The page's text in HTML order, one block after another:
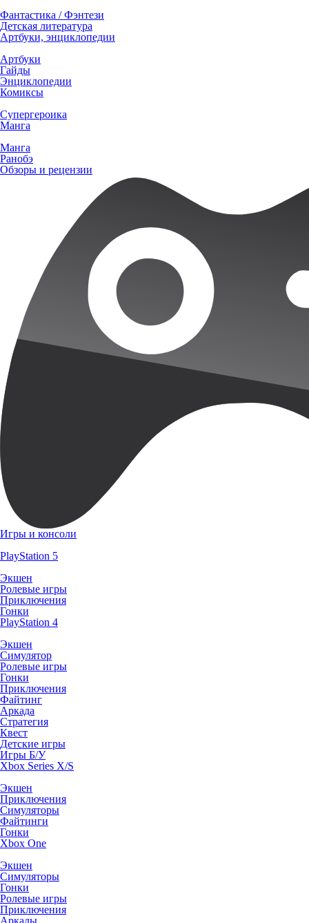
Фантастика / Фэнтези
Детская литература
Артбуки, энциклопедии
Артбуки
Гайды
Энциклопедии
Комиксы
Супергероика
Манга
Манга
Ранобэ
Обзоры и рецензии
Игры и консоли
PlayStation 5
Экшен
Ролевые игры
Приключения
Гонки
PlayStation 4
Экшен
Симулятор
Ролевые игры
Гонки
Приключения
Файтинг
Аркада
Стратегия
Квест
Детские игры
Игры Б/У
Xbox Series X/S
Экшен
Приключения
Симуляторы
Файтинги
Гонки
Xbox One
Экшен
Симуляторы
Гонки
Ролевые игры
Приключения
Аркады